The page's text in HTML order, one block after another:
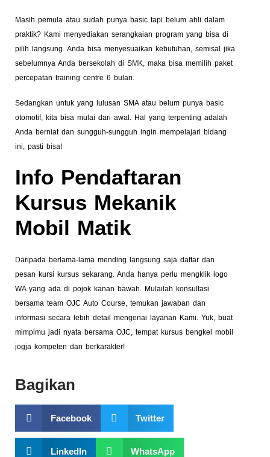
Masih pemula atau sudah punya basic tapi belum ahli dalam
praktik? Kami menyediakan serangkaian program yang bisa di
pilih langsung. Anda bisa menyesuaikan kebutuhan, semisal jika
sebelumnya Anda bersekolah di SMK, maka bisa memilih paket
percepatan training centre 6 bulan.
Sedangkan untuk yang lulusan SMA atau belum punya basic
otomotif, kita bisa mulai dari awal. Hal yang terpenting adalah
Anda berniat dan sungguh-sungguh ingin mempelajari bidang
ini, pasti bisa!
Info Pendaftaran
Kursus Mekanik
Mobil Matik
Daripada berlama-lama mending langsung saja daftar dan
pesan kursi kursus sekarang. Anda hanya perlu mengklik logo
WA yang ada di pojok kanan bawah. Mulailah konsultasi
bersama team OJC Auto Course, temukan jawaban dan
informasi secara lebih detail mengenai layanan Kami. Yuk, buat
mimpimu jadi nyata bersama OJC, tempat kursus bengkel mobil
jogja kompeten dan berkarakter!
Bagikan
Facebook Twitter
LinkedIn WhatsApp